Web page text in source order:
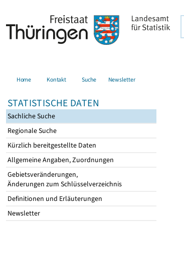
Home Kontakt Suche Newsletter
STATISTISCHE DATEN
Sachliche Suche
Regionale Suche
Kürzlich bereitgestellte Daten
Allgemeine Angaben, Zuordnungen
Gebietsveränderungen,
Änderungen zum Schlüsselverzeichnis
Definitionen und Erläuterungen
Newsletter